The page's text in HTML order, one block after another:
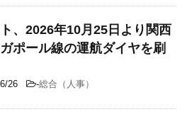
、2026年10月25日より関西
ポール線の運航ダイヤを刷
26 -総合（人事）